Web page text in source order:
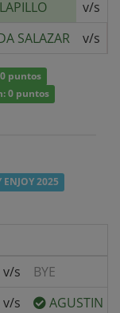
v/s
SALAZAR v/s
puntos
0 puntos
2025
v/s
BYE
v/s AGUSTIN